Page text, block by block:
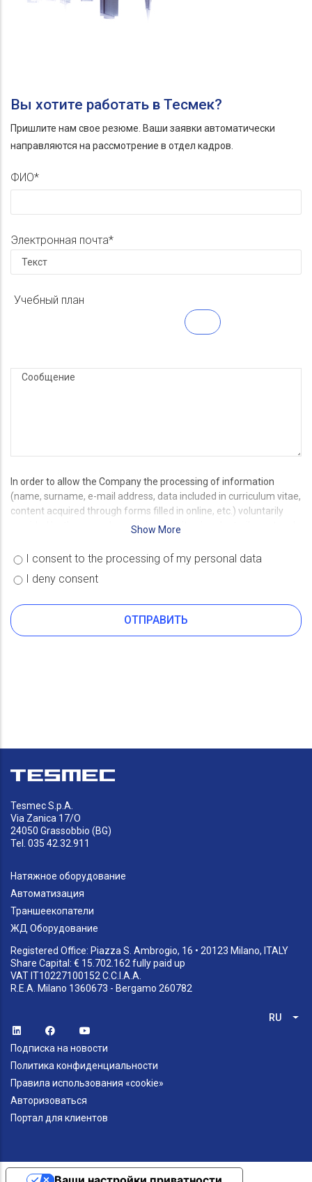
Вы хотите работать в Тесмек?
Пришлите нам свое резюме. Ваши заявки автоматически
направляются на рассмотрение в отдел кадров.
ФИО
Электронная почта
Учебный план
In order to allow the Company the processing of information
(name, surname, e-mail address, data included in curriculum vitae,
content acquired through forms filled in online, etc.) voluntarily
provided by the user when curriculum vitae is voluntarily sent and
Controller to assess suitability in view of a potential company
necessary that the candidate freely expresses his/her consent.
and Processing methods, Data retention period, Methods of
communication, disclosure, transfer and access to Data, Rights of
Show More
I consent to the processing of my personal data
I deny consent
Tesmec S.p.A.
Via Zanica 17/O
24050 Grassobbio (BG)
Tel. 035 42.32.911
Натяжное оборудование
Автоматизация
Траншеекопатели
ЖД Оборудование
Registered Office: Piazza S. Ambrogio, 16 • 20123 Milano, ITALY
Share Capital: € 15.702.162 fully paid up
VAT IT10227100152 C.C.I.A.A.
R.E.A. Milano 1360673 - Bergamo 260782
RU
Подписка на новости
Политика конфиденциальности
Правила использования «cookie»
Авторизоваться
Портал для клиентов